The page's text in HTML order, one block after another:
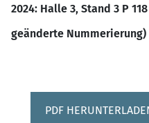
2024: Halle 3, Stand 3 P
geänderte Nummerierung)
PDF